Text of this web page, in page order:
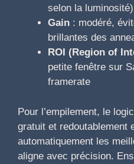
selon la luminosité)
Gain : modéré,
brillantes des
ROI (Region of
petite fenêtre sur
framerate
Pour l’empilement, le
gratuit et redoutablement
automatiquement les
aligne avec précision.